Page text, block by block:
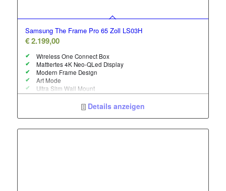
Samsung The Frame Pro 65 Zoll LS03H
€2.199,00
Wireless One Connect Box
Mattiertes 4K Neo-QLed Display
Modern Frame Design
Art Mode
Ultra Slim Wall Mount
Tizen Smart TV
Austauschbarer Rahmen
Verbesserte AI Version
Details anzeigen